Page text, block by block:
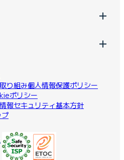
り組み個人情報保護ポリシー
ポリシー
情報セキュリティ基本方針